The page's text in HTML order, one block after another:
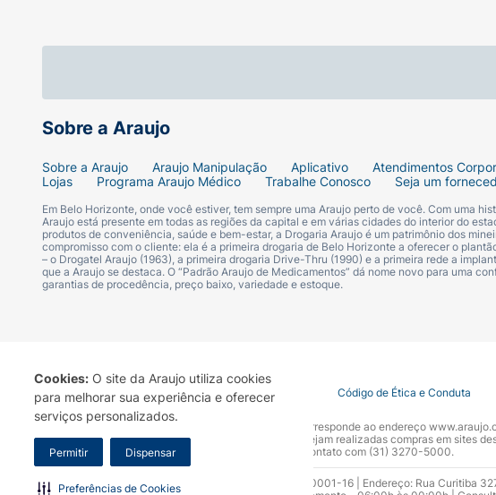
Cookies: O site da Araujo utiliza cookies
para melhorar sua experiência e oferecer
serviços personalizados.
Permitir Dispensar
Preferências de Cookies
Sobre a Araujo
Sobre a Araujo Araujo Manipulação Aplicativo Atendimentos
Lojas
Programa Araujo Médico Trabalhe Conosco Seja um
Em Belo Horizonte, onde você estiver, tem sempre uma Araujo perto de você. Com uma
Araujo está presente em todas as regiões da capital e em várias cidades do interior do
produtos de conveniência, saúde e bem-estar, a Drogaria Araujo é um patrimônio dos
compromisso com o cliente: ela é a primeira drogaria de Belo Horizonte a oferecer o
– o Drogatel Araujo (1963), a primeira drogaria Drive-Thru (1990) e a primeira rede a
que a Araujo se destaca. O “Padrão Araujo de Medicamentos” dá nome novo para uma
garantias de procedência, preço baixo, variedade e estoque.
Termo de Uso Portal da Privacidade Covid-19 Código de Ética e Conduta
A Drogaria Araujo S/A informa que o seu site oficial corresponde ao endereço
marca. Para sua segurança recomendamos que não sejam realizadas compras em sites
Araujo S.A. Em caso de dúvidas, gentileza entrar em contato com (31) 3270-5000.
Razão Social: Drogaria Araujo S.A | CNPJ: 17.256.512.0001-16 | Endereço: Rua Curitiba